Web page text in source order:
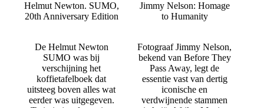
Helmut Newton. SUMO,
20th Anniversary Edition
De Helmut Newton
SUMO was bij
verschijning het
koffietafelboek dat
uitsteeg boven alles wat
eerder was uitgegeven.
Jimmy Nelson: Homage
to Humanity
Fotograaf Jimmy Nelson,
bekend van Before They
Pass Away, legt de
essentie vast van dertig
iconische en
verdwijnende stammen